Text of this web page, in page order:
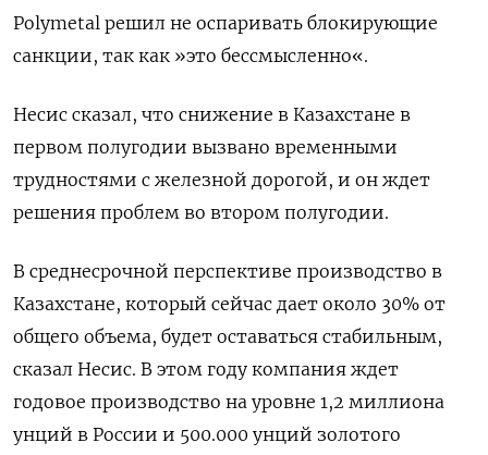
Polymetal решил не оспаривать блокирующие
санкции, так как »это бессмысленно«.
Несис сказал, что снижение в Казахстане в
первом полугодии вызвано временными
трудностями с железной дорогой, и он ждет
решения проблем во втором полугодии.
В среднесрочной перспективе производство в
Казахстане, который сейчас дает около 30% от
общего объема, будет оставаться стабильным,
сказал Несис. В этом году компания ждет
годовое производство на уровне 1,2 миллиона
унций в России и 500.000 унций золотого